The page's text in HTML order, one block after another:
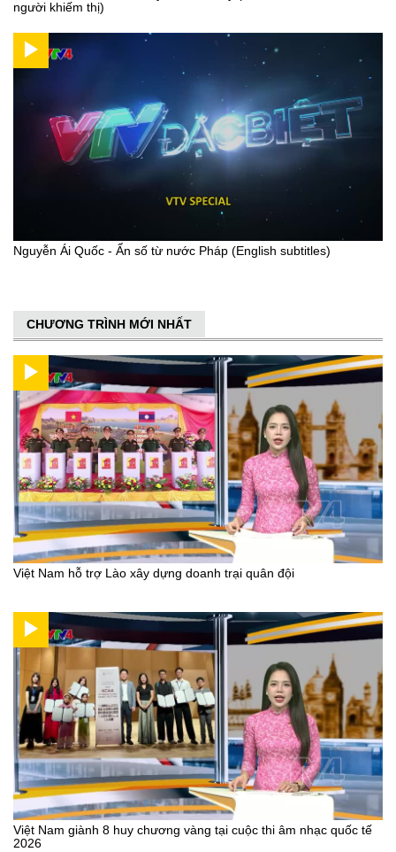
người khiếm thị)
Nguyễn Ái Quốc - Ẩn số từ nước Pháp (English subtitles)
CHƯƠNG TRÌNH MỚI NHẤT
Việt Nam hỗ trợ Lào xây dựng doanh trại quân đội
Việt Nam giành 8 huy chương vàng tại cuộc thi âm nhạc quốc tế
2026